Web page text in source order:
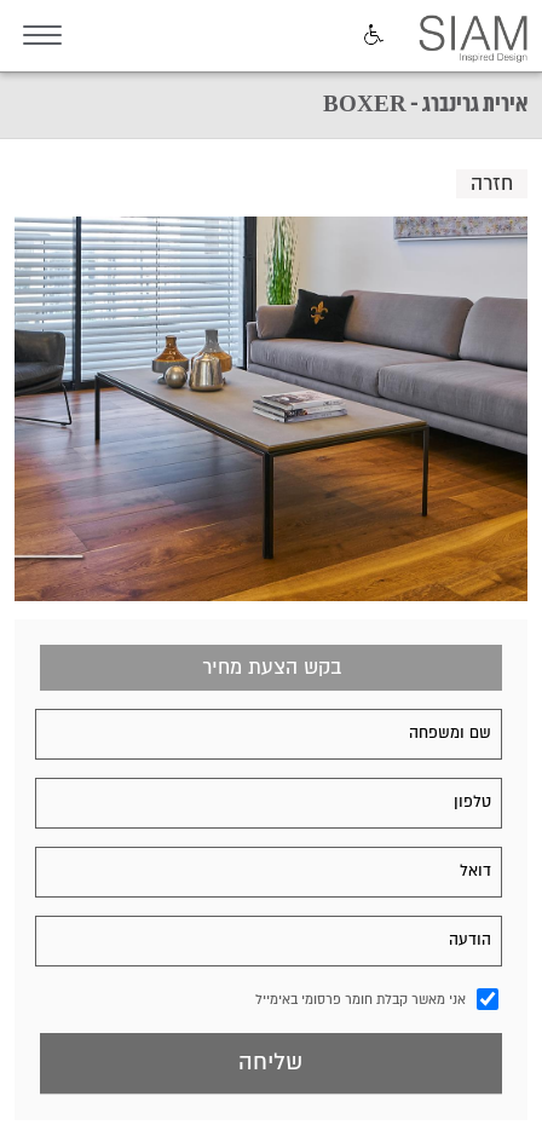
אירית גרינברג - BOXER
חזרה
בקש הצעת מחיר
אני מאשר קבלת חומר פרסומי באימייל